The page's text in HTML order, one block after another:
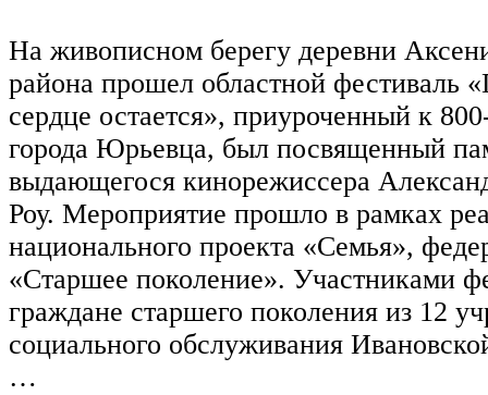
На живописном берегу деревни
района прошел областной фестиваль
сердце остается», приуроченный к
города Юрьевца, был посвященный
выдающегося кинорежиссера
Роу. Мероприятие прошло в рамках
национального проекта «Семья»,
«Старшее поколение». Участниками
граждане старшего поколения из 12
социального обслуживания
…